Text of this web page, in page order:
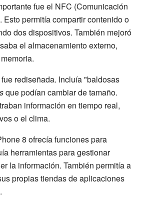
fue el NFC (Comunicación
Esto permitía compartir contenido o
dos dispositivos. También mejoró
el almacenamiento externo,
rediseñada. Incluía "baldosas
que podían cambiar de tamaño.
información en tiempo real,
o el clima.
8 ofrecía funciones para
herramientas para gestionar
la información. También permitía a
propias tiendas de aplicaciones